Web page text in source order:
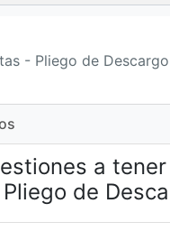
- Pliego de
a
de